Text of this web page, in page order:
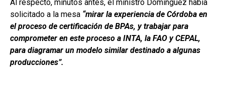
Al respecto, minutos antes, el ministro Domínguez había
solicitado a la mesa “mirar la experiencia de Córdoba en
el proceso de certificación de BPAs, y trabajar para
comprometer en este proceso a INTA, la FAO y CEPAL,
para diagramar un modelo similar destinado a algunas
producciones”.